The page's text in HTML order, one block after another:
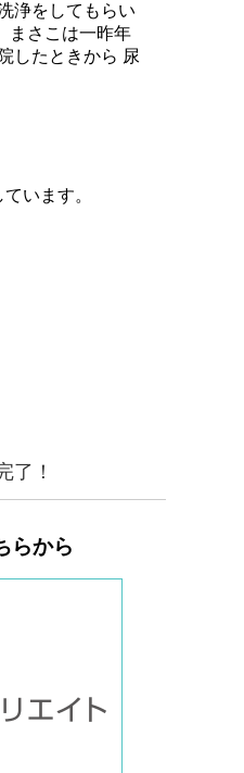
浄をしてもらい
まさこは一昨年
したときから 尿
います。
了！
らから